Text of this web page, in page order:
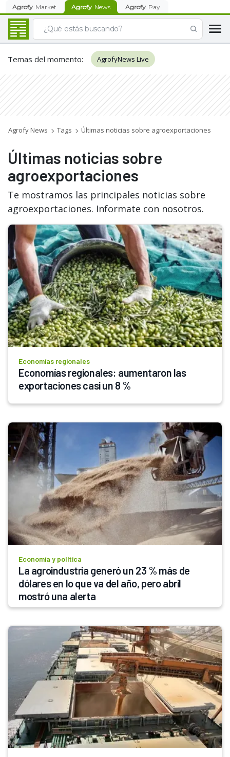
Agrofy Market Agrofy News Agrofy Pay
Temas del momento: AgrofyNews Live
Agrofy News Tags Últimas noticias sobre agroexportaciones
Últimas noticias sobre
agroexportaciones
Te mostramos las principales noticias sobre
agroexportaciones. Informate con nosotros.
Economías regionales
Economías regionales: aumentaron las
exportaciones casi un 8 %
Economía y política
La agroindustria generó un 23 % más de
dólares en lo que va del año, pero abril
mostró una alerta